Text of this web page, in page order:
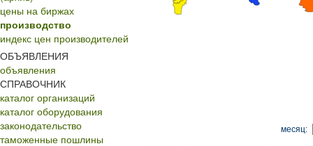
цены на биржах
производство
индекс цен производителей
ОБЪЯВЛЕНИЯ
объявления
СПРАВОЧНИК
каталог организаций
каталог оборудования
законодательство
таможенные пошлины
месяц: